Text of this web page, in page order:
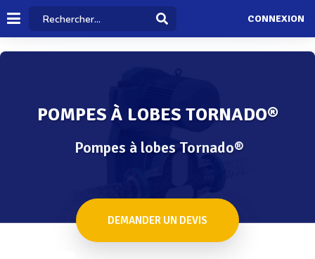
CONNEXION
POMPES À LOBES TORNADO®
Pompes à lobes Tornado®
DEMANDER UN DEVIS